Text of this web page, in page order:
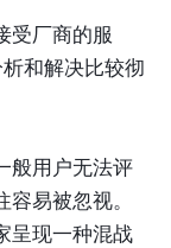
受厂商的服
和解决比较彻
般用户无法评
易被忽视。
呈现一种混战